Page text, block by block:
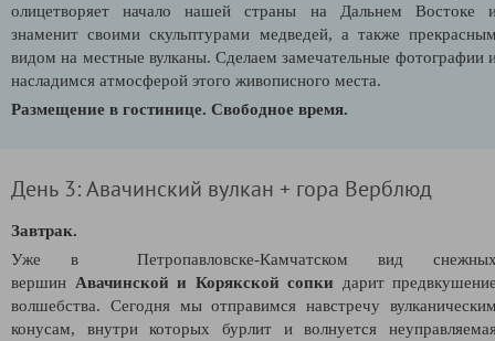
олицетворяет начало нашей страны на Дальнем Востоке
знаменит своими скульптурами медведей, а также
видом на местные вулканы. Сделаем замечательные фотографии
насладимся атмосферой этого живописного места.
Размещение в гостинице. Свободное время.
День 3: Авачинский вулкан + гора Верблюд
Завтрак.
Уже в Петропавловске-Камчатском вид
вершин Авачинской и Корякской сопки дарит
волшебства. Сегодня мы отправимся навстречу
конусам, внутри которых бурлит и волнуется